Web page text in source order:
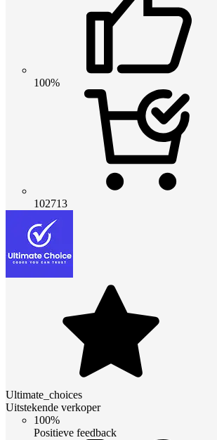
100%
102713
Ultimate_choices
Uitstekende verkoper
100%
Positieve feedback